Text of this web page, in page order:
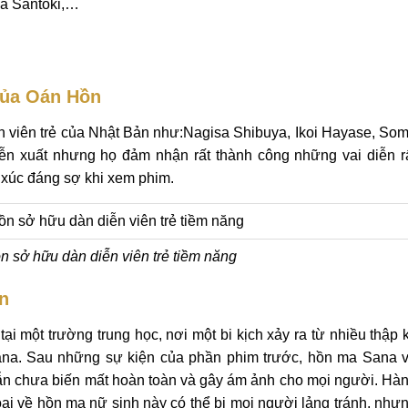
Santoki,…
Oán Hồn
trẻ của Nhật Bản như:Nagisa Shibuya, Ikoi Hayase,
xuất nhưng họ đảm nhận rất thành công những vai diễn
đáng sợ khi xem phim.
sở hữu dàn diễn viên trẻ tiềm năng
một trường trung học, nơi một bi kịch xảy ra từ nhiều thập
Sau những sự kiện của phần phim trước, hồn ma Sana
chưa biến mất hoàn toàn và gây ám ảnh cho mọi người.
về hồn ma nữ sinh này có thể bị mọi người lảng tránh,